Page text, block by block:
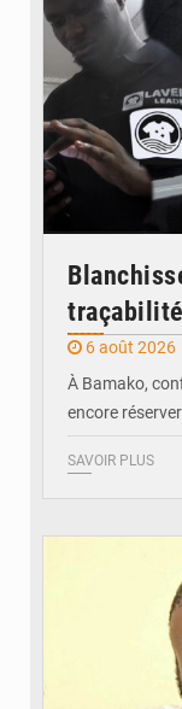
6 août 2026
À Bamako,
encore
SAVOIR PLUS